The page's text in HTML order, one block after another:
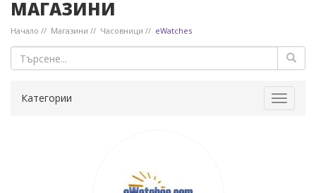
МАГАЗИНИ
Начало Магазини Часовници eWatches
Toggle
Категории